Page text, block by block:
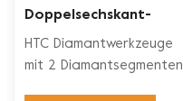
Doppelsechskant-
Segment-Diamant-
Schleifschuh
HTC Diamantwerkzeuge
mit 2 Diamantsegmenten